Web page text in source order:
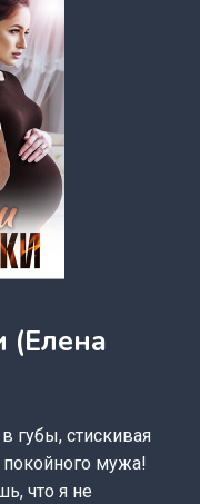
(Елена
губы, стискивая
мужа!
что я не